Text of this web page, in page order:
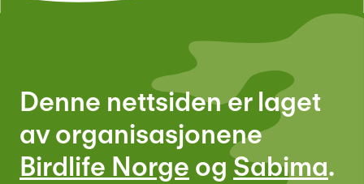
Denne nettsiden er laget
av organisasjonene
Birdlife Norge ogSabima.